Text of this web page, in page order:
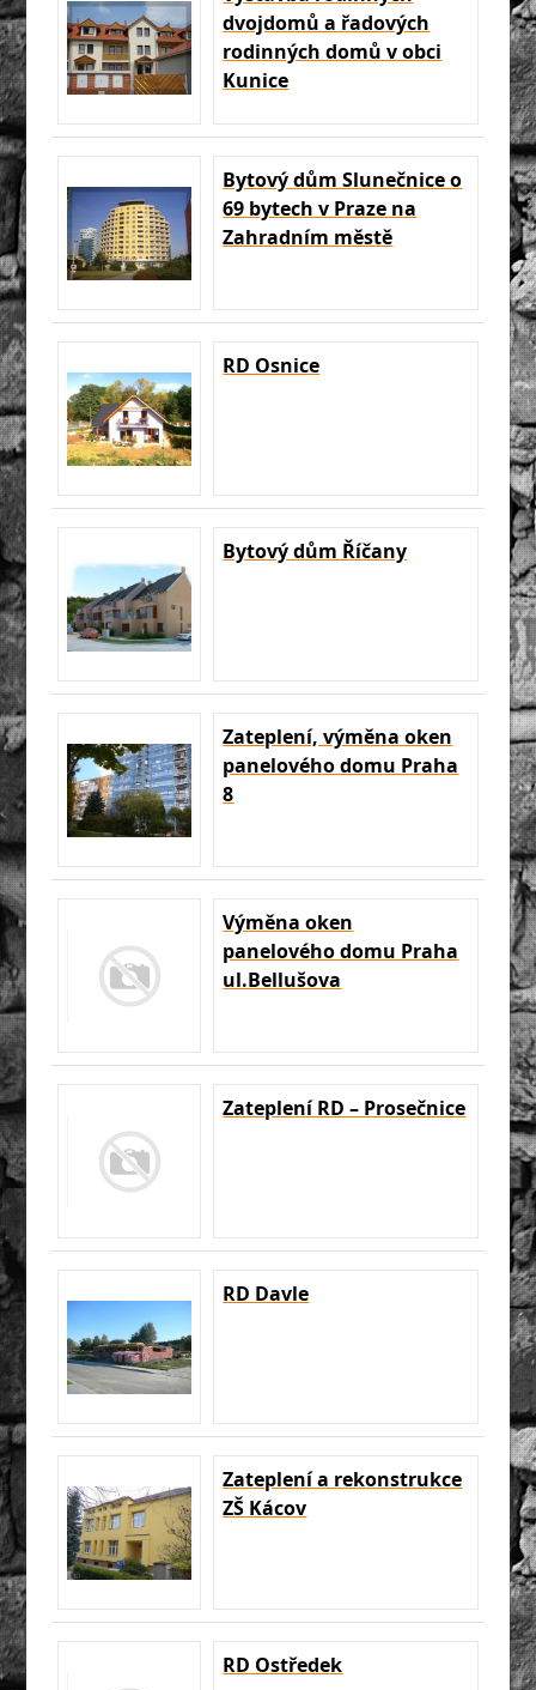
dvojdomů a řadových
rodinných domů v obci
Kunice
Bytový dům Slunečnice o
69 bytech v Praze na
Zahradním městě
RD Osnice
Bytový dům Říčany
Zateplení, výměna oken
panelového domu Praha
8
Výměna oken
panelového domu Praha
ul.Bellušova
Zateplení RD – Prosečnice
RD Davle
Zateplení a rekonstrukce
ZŠ Kácov
RD Ostředek